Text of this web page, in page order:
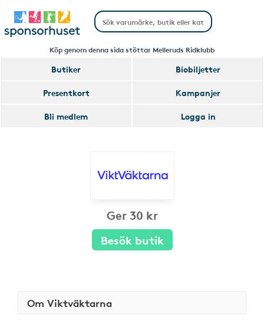
Köp genom denna sida stöttar Melleruds Ridklubb
Butiker
Biobiljetter
Presentkort
Kampanjer
Bli medlem
Logga in
Ger 30 kr
Besök butik
Om Viktväktarna